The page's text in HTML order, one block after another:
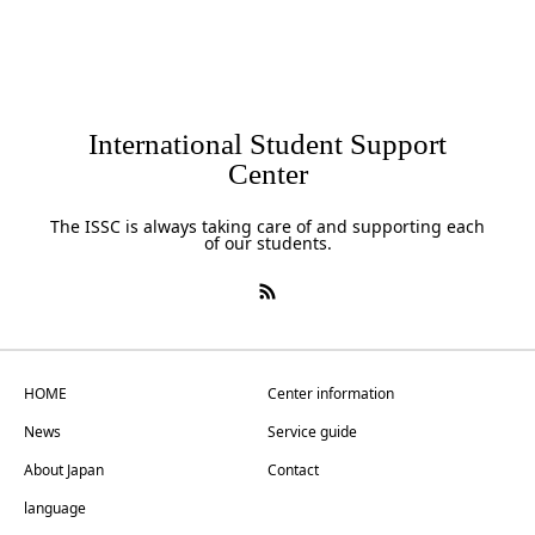
International Student Support
Center
The ISSC is always taking care of and supporting each
of our students.
HOME
Center information
News
Service guide
About Japan
Contact
language